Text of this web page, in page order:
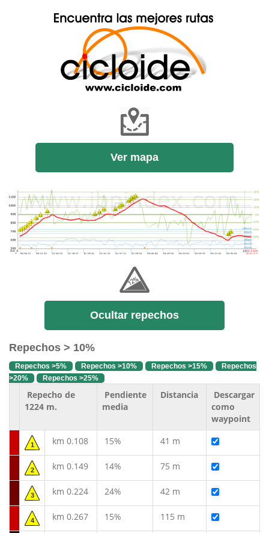
Ver mapa
Ocultar repechos
Repechos > 10%
Repechos >5% Repechos >10% Repechos >15%
Repechos
>20%
Repechos >25%
Repecho de
1224 m.
Pendiente
media
Distancia
Descargar
como
waypoint
1 km 0.108 15% 41 m
2 km 0.149 14% 75 m
3 km 0.224 24% 42 m
4 km 0.267 15% 115 m